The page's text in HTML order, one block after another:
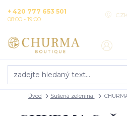
CZK
+ 420 777 653 501
08:00 - 19:00
Úvod Sušená zelenina